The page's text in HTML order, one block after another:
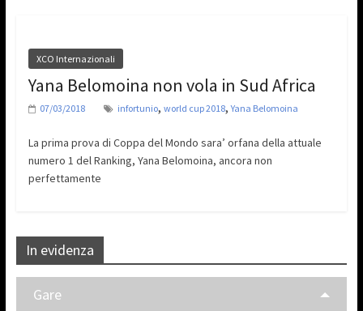
XCO Internazionali
Yana Belomoina non vola in Sud Africa
07/03/2018 infortunio, world cup 2018,Yana Belomoina
La prima prova di Coppa del Mondo sara’ orfana della attuale
numero 1 del Ranking, Yana Belomoina, ancora non
perfettamente
In evidenza
Gare